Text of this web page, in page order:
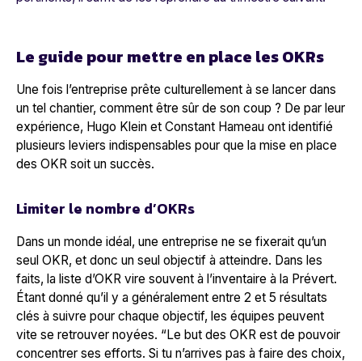
Le guide pour mettre en place les OKRs
Une fois l’entreprise prête culturellement à se lancer dans
un tel chantier, comment être sûr de son coup ? De par leur
expérience, Hugo Klein et Constant Hameau ont identifié
plusieurs leviers indispensables pour que la mise en place
des OKR soit un succès.
Limiter le nombre d’OKRs
Dans un monde idéal, une entreprise ne se fixerait qu’un
seul OKR, et donc un seul objectif à atteindre. Dans les
faits, la liste d’OKR vire souvent à l’inventaire à la Prévert.
Étant donné qu’il y a généralement entre 2 et 5 résultats
clés à suivre pour chaque objectif, les équipes peuvent
vite se retrouver noyées. “Le but des OKR est de pouvoir
concentrer ses efforts. Si tu n’arrives pas à faire des choix,